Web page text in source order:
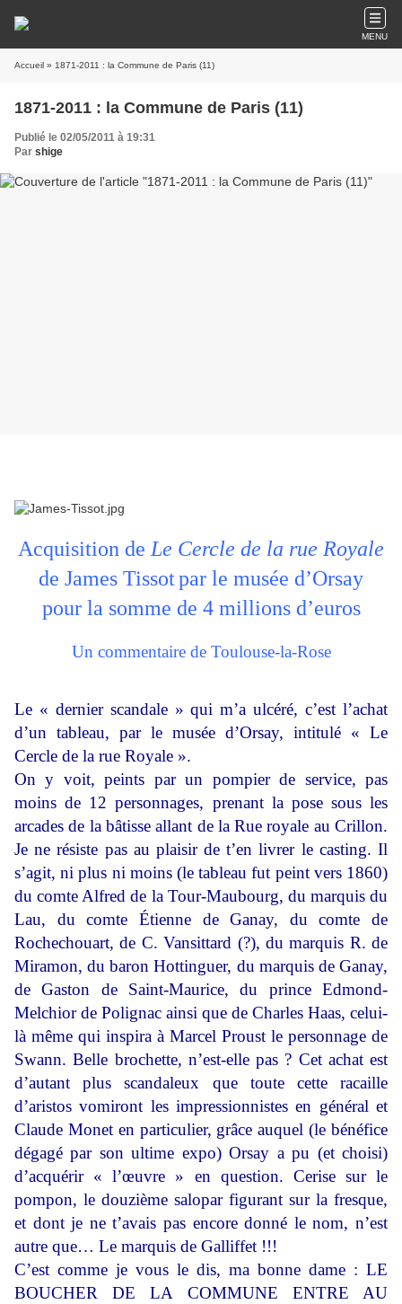
MENU
Accueil » 1871-2011 : la Commune de Paris (11)
1871-2011 : la Commune de Paris (11)
Publié le 02/05/2011 à 19:31
Par shige
Acquisition de Le Cercle de la rue Royale
de James Tissotpar le musée d’Orsay
pour la somme de 4 millions d’euros
Un commentaire de Toulouse-la-Rose
Le « dernier scandale » qui m’a ulcéré, c’est l’achat
d’un tableau, par le musée d’Orsay, intitulé « Le
Cercle de la rue Royale ».
On y voit, peints par un pompier de service, pas
moins de 12 personnages, prenant la pose sous les
arcades de la bâtisse allant de la Rue royale au Crillon.
Je ne résiste pas au plaisir de t’en livrer le casting. Il
s’agit, ni plus ni moins (le tableau fut peint vers 1860)
du comte Alfred de la Tour-Maubourg, du marquis du
Lau, du comte Étienne de Ganay, du comte de
Rochechouart, de C. Vansittard (?), du marquis R. de
Miramon, du baron Hottinguer, du marquis de Ganay,
de Gaston de Saint-Maurice, du prince Edmond-
Melchior de Polignac ainsi que de Charles Haas, celui-
là même qui inspira à Marcel Proust le personnage de
Swann. Belle brochette, n’est-elle pas ? Cet achat est
d’autant plus scandaleux que toute cette racaille
d’aristos vomiront les impressionnistes en général et
Claude Monet en particulier, grâce auquel (le bénéfice
dégagé par son ultime expo) Orsay a pu (et choisi)
d’acquérir « l’œuvre » en question. Cerise sur le
pompon, le douzième salopar figurant sur la fresque,
et dont je ne t’avais pas encore donné le nom, n’est
autre que… Le marquis de Galliffet !!!
C’est comme je vous le dis, ma bonne dame : LE
BOUCHER DE LA COMMUNE ENTRE AU